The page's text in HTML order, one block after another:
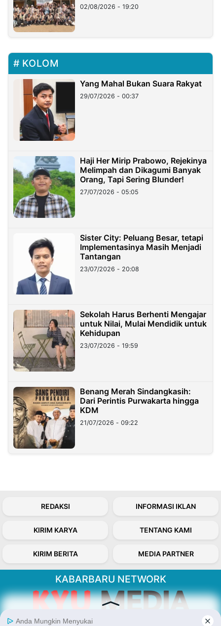
02/08/2026 - 19:20
KOLOM
Yang Mahal Bukan Suara Rakyat
29/07/2026 - 00:37
Haji Her Mirip Prabowo, Rejekinya
Melimpah dan Dikagumi Banyak
Orang, Tapi Sering Blunder!
27/07/2026 - 05:05
Sister City: Peluang Besar, tetapi
Implementasinya Masih Menjadi
Tantangan
23/07/2026 - 20:08
Sekolah Harus Berhenti Mengajar
untuk Nilai, Mulai Mendidik untuk
Kehidupan
23/07/2026 - 19:59
Benang Merah Sindangkasih:
Dari Perintis Purwakarta hingga
KDM
21/07/2026 - 09:22
REDAKSI INFORMASI IKLAN
KIRIM KARYA TENTANG KAMI
KIRIM BERITA MEDIA PARTNER
KABARBARU NETWORK